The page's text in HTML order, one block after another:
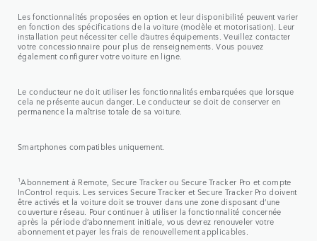
Les fonctionnalités proposées en option et leur disponibilité peuvent varier
en fonction des spécifications de la voiture (modèle et motorisation). Leur
installation peut nécessiter celle d’autres équipements. Veuillez contacter
votre concessionnaire pour plus de renseignements. Vous pouvez
également configurer votre voiture en ligne.
Le conducteur ne doit utiliser les fonctionnalités embarquées que lorsque
cela ne présente aucun danger. Le conducteur se doit de conserver en
permanence la maîtrise totale de sa voiture.
Smartphones compatibles uniquement.
1Abonnement à Remote, Secure Tracker ou Secure Tracker Pro et compte
InControl requis. Les services Secure Tracker et Secure Tracker Pro doivent
être activés et la voiture doit se trouver dans une zone disposant d’une
couverture réseau. Pour continuer à utiliser la fonctionnalité concernée
après la période d’abonnement initiale, vous devrez renouveler votre
abonnement et payer les frais de renouvellement applicables.